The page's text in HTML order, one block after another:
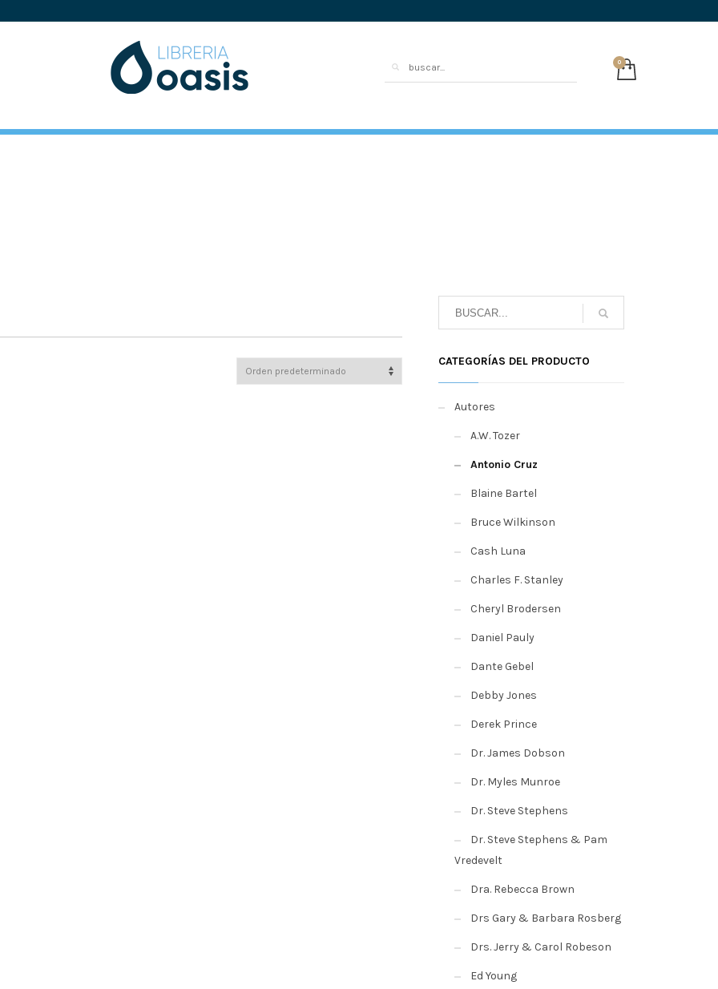
CATEGORÍAS DEL PRODUCTO
Autores
A.W. Tozer
Antonio Cruz
Blaine Bartel
Bruce Wilkinson
Cash Luna
Charles F. Stanley
Cheryl Brodersen
Daniel Pauly
Dante Gebel
Debby Jones
Derek Prince
Dr. James Dobson
Dr. Myles Munroe
Dr. Steve Stephens
Dr. Steve Stephens & Pam
Vredevelt
Dra. Rebecca Brown
Drs Gary & Barbara Rosberg
Drs. Jerry & Carol Robeson
Ed Young